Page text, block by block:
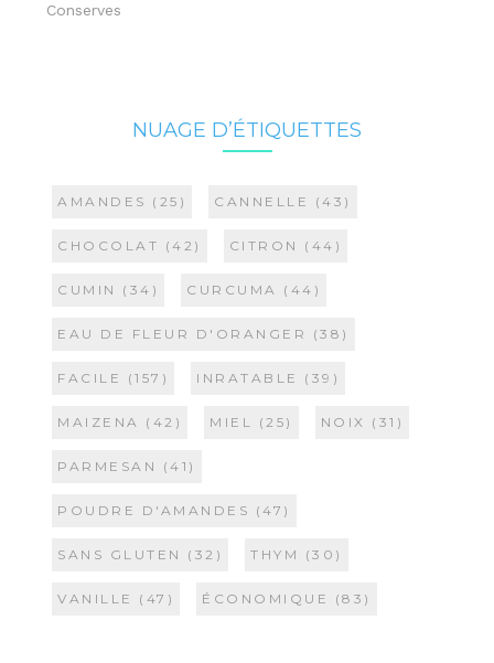
Conserves
NUAGE D’ÉTIQUETTES
AMANDES (25) CANNELLE (43)
CHOCOLAT (42) CITRON (44)
CUMIN (34) CURCUMA (44)
EAU DE FLEUR D'ORANGER (38)
FACILE (157) INRATABLE (39)
MAIZENA (42) MIEL (25) NOIX (31)
PARMESAN (41)
POUDRE D'AMANDES (47)
SANS GLUTEN (32) THYM (30)
VANILLE (47) ÉCONOMIQUE (83)